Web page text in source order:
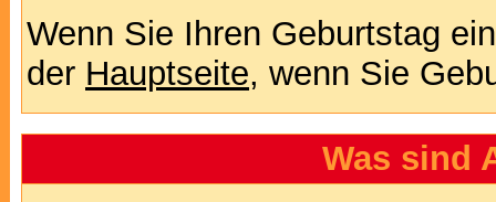
Wenn Sie Ihren Geburtstag
der Hauptseite, wenn Sie
Was sind